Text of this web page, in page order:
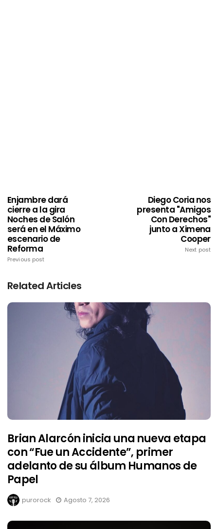
Enjambre dará
cierre a la gira
Noches de Salón
será en el Máximo
escenario de
Reforma
Previous post
Diego Coria nos
presenta "Amigos
Con Derechos"
junto a Ximena
Cooper
Next post
Related Articles
Brian Alarcón inicia una nueva etapa
con “Fue un Accidente”, primer
adelanto de su álbum Humanos de
Papel
purorock Agosto 7, 2026